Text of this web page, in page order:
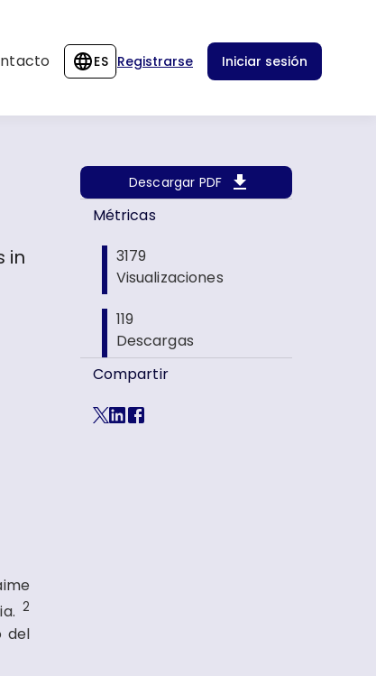
ES Registrarse Iniciar sesión
in
2
del
Descargar PDF
Métricas
3179
Visualizaciones
119
Descargas
Compartir